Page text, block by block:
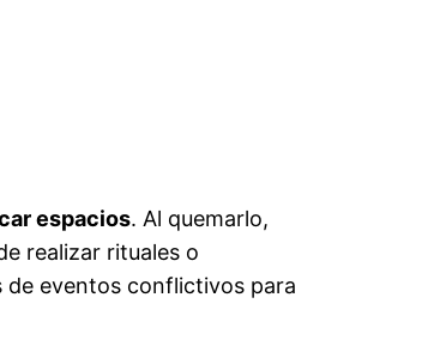
espacios. Al quemarlo,
realizar rituales o
de eventos conflictivos para